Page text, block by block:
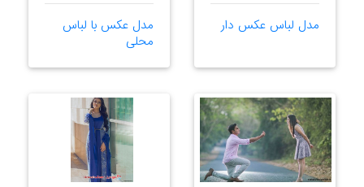
مدل لباس عکس دار
مدل عکس با لباس
محلی